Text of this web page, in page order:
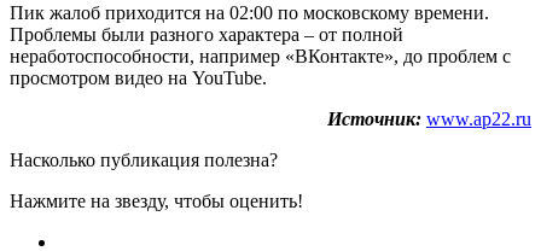
Пик жалоб приходится на 02:00 по московскому времени.
Проблемы были разного характера – от полной
неработоспособности, например «ВКонтакте», до проблем с
просмотром видео на YouTube.
Источник: www.ap22.ru
Насколько публикация полезна?
Нажмите на звезду, чтобы оценить!